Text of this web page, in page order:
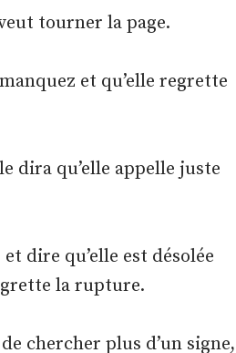
tourner la page.
et qu’elle regrette
dira qu’elle appelle juste
dire qu’elle est désolée
la rupture.
chercher plus d’un signe,